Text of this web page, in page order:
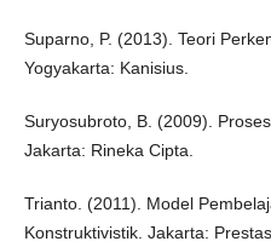
Suparno, P. (2013). Teori
Yogyakarta: Kanisius.
Suryosubroto, B. (2009).
Jakarta: Rineka Cipta.
Trianto. (2011). Model
Konstruktivistik. Jakarta: